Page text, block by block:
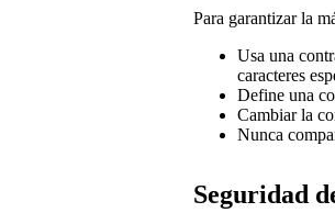
Para garantizar la
Usa una
caracteres
Define una
Cambiar la
Nunca
Seguridad